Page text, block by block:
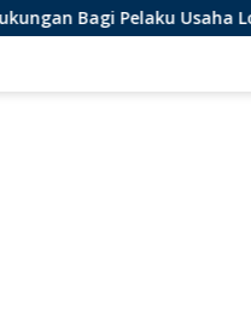
Usaha Lokal di